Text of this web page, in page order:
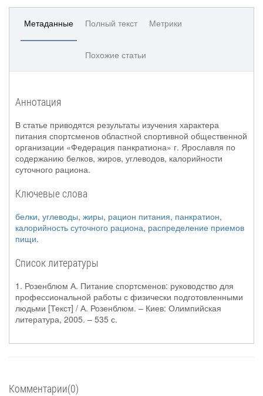
Метаданные Полный текст Метрики
Похожие статьи
Аннотация
В статье приводятся результаты изучения характера
питания спортсменов областной спортивной общественной
организации «Федерация панкратиона» г. Ярославля по
содержанию белков, жиров, углеводов, калорийности
суточного рациона.
Ключевые слова
белки, углеводы, жиры, рацион питания, панкратион,
калорийность суточного рациона, распределение приемов
пищи.
Список литературы
1. Розенблюм А. Питание спортсменов: руководство для
профессиональной работы с физически подготовленными
людьми [Текст] / А. Розенблюм. – Киев: Олимпийская
литература, 2005. – 535 с.
Комментарии(0)